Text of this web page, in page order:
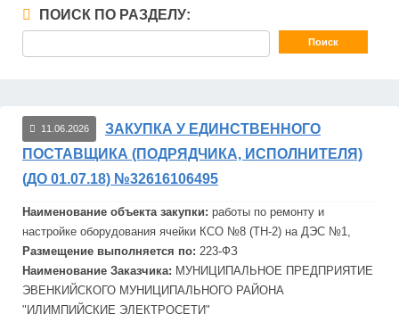
ПОИСК ПО РАЗДЕЛУ:
11.06.2026
ЗАКУПКА У ЕДИНСТВЕННОГО
ПОСТАВЩИКА (ПОДРЯДЧИКА, ИСПОЛНИТЕЛЯ)
(ДО 01.07.18) №32616106495
Наименование объекта закупки: работы по ремонту и
настройке оборудования ячейки КСО №8 (ТН-2) на ДЭС №1,
Размещение выполняется по: 223-ФЗ
Наименование Заказчика: МУНИЦИПАЛЬНОЕ ПРЕДПРИЯТИЕ
ЭВЕНКИЙСКОГО МУНИЦИПАЛЬНОГО РАЙОНА
"ИЛИМПИЙСКИЕ ЭЛЕКТРОСЕТИ"